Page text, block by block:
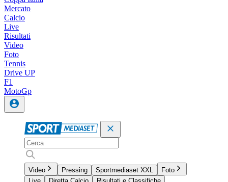
Mercato
Calcio
Live
Risultati
Video
Foto
Tennis
Drive UP
F1
MotoGp
Video Pressing Sportmediaset XXL
Foto